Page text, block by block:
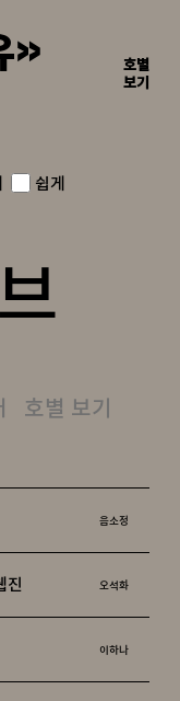
의 장면들
호별
보기
쉽게
호별 보기
음소정
진 오석화
이하나